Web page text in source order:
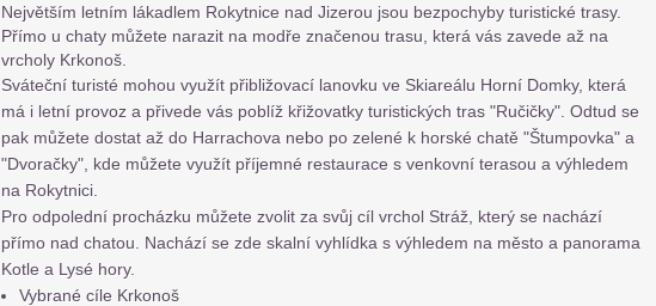
Největším letním lákadlem Rokytnice nad Jizerou jsou bezpochyby turistické trasy.
Přímo u chaty můžete narazit na modře značenou trasu, která vás zavede až na
vrcholy Krkonoš.
Sváteční turisté mohou využít přibližovací lanovku ve Skiareálu Horní Domky, která
má i letní provoz a přivede vás poblíž křižovatky turistických tras "Ručičky". Odtud se
pak můžete dostat až do Harrachova nebo po zelené k horské chatě "Štumpovka" a
"Dvoračky", kde můžete využít příjemné restaurace s venkovní terasou a výhledem
na Rokytnici.
Pro odpolední procházku můžete zvolit za svůj cíl vrchol Stráž, který se nachází
přímo nad chatou. Nachází se zde skalní vyhlídka s výhledem na město a panorama
Kotle a Lysé hory.
Vybrané cíle Krkonoš